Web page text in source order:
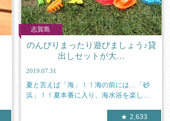
志賀島
のんびりまったり遊びましょう♪貸
出しセットが大…
2019.07.31
夏と言えば「海」！！海の前には…「砂
浜」！！夏本番に入り、海水浴を楽しむ
2,633